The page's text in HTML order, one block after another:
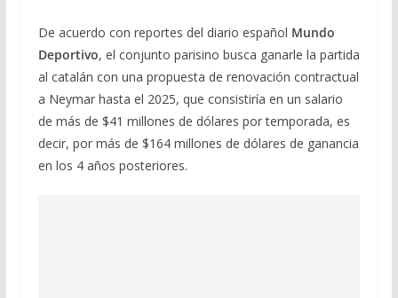
De acuerdo con reportes del diario español Mundo
Deportivo, el conjunto parisino busca ganarle la partida
al catalán con una propuesta de renovación contractual
a Neymar hasta el 2025, que consistiría en un salario
de más de $41 millones de dólares por temporada, es
decir, por más de $164 millones de dólares de ganancia
en los 4 años posteriores.